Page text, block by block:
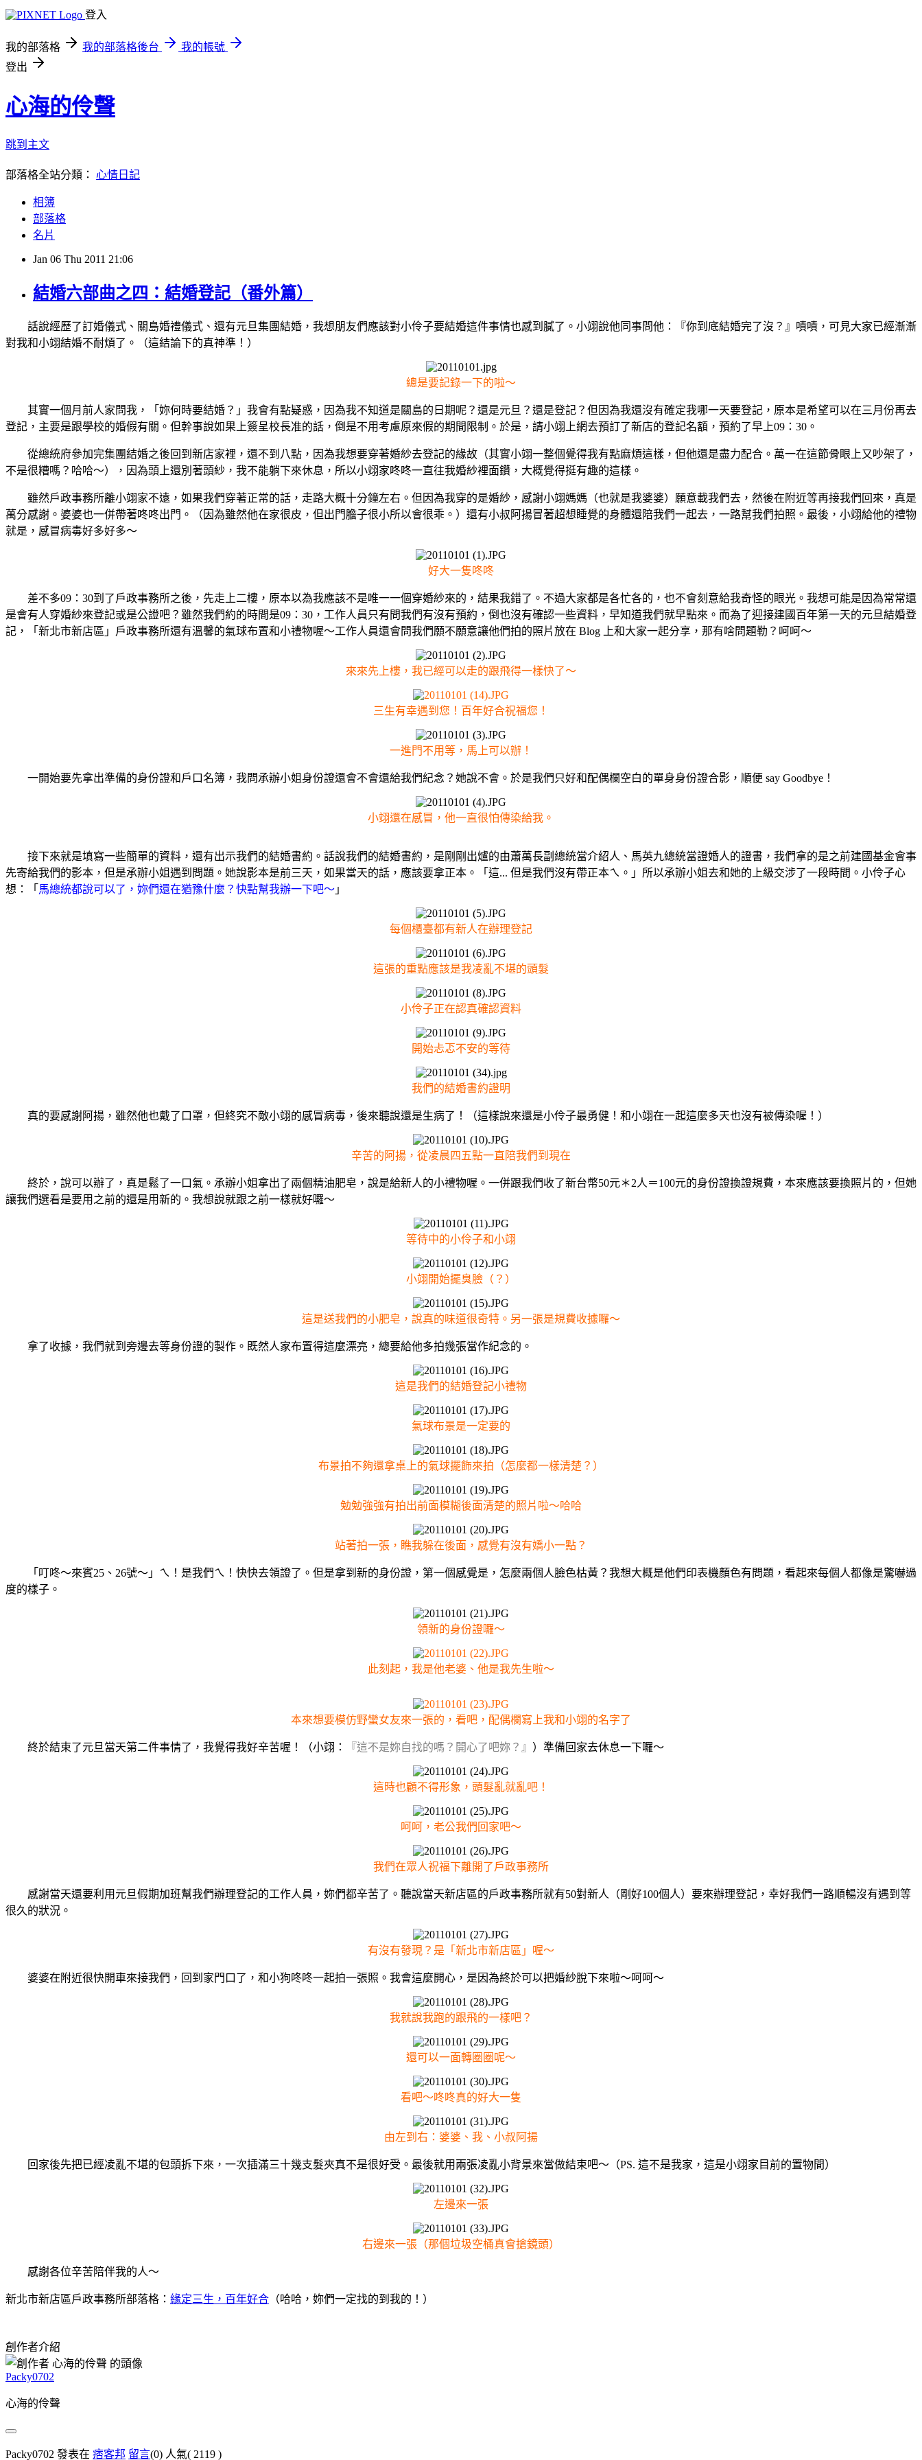
登入
我的部落格 我的部落格後台
我的帳號
登出
心海的伶聲
跳到主文
部落格全站分類： 心情日記
相簿
部落格
名片
Jan 06 Thu 2011 21:06
結婚六部曲之四：結婚登記（番外篇）
話說經歷了訂婚儀式、關島婚禮儀式、還有元旦集團結婚，我想朋友們應該對小伶子要結婚這件事情也感到膩了。小翊說他同事問他：『你到底結婚完了沒？』嘖嘖，可見大家已經漸漸
對我和小翊結婚不耐煩了。（這結論下的真神準！）
總是要記錄一下的啦～
其實一個月前人家問我，「妳何時要結婚？」我會有點疑惑，因為我不知道是關島的日期呢？還是元旦？還是登記？但因為我還沒有確定我哪一天要登記，原本是希望可以在三月份再去
登記，主要是跟學校的婚假有關。但幹事說如果上簽呈校長准的話，倒是不用考慮原來假的期間限制。於是，請小翊上網去預訂了新店的登記名額，預約了早上09：30。
從總統府參加完集團結婚之後回到新店家裡，還不到八點，因為我想要穿著婚紗去登記的緣故（其實小翊一整個覺得我有點麻煩這樣，但他還是盡力配合。萬一在這節骨眼上又吵架了，
不是很糟嗎？哈哈～），因為頭上還別著頭紗，我不能躺下來休息，所以小翊家咚咚一直往我婚紗裡面鑽，大概覺得挺有趣的這樣。
雖然戶政事務所離小翊家不遠，如果我們穿著正常的話，走路大概十分鐘左右。但因為我穿的是婚紗，感謝小翊媽媽（也就是我婆婆）願意載我們去，然後在附近等再接我們回來，真是
萬分感謝。婆婆也一併帶著咚咚出門。（因為雖然他在家很皮，但出門膽子很小所以會很乖。）還有小叔阿揚冒著超想睡覺的身體還陪我們一起去，一路幫我們拍照。最後，小翊給他的禮物
就是，感冒病毒好多好多～
好大一隻咚咚
差不多09：30到了戶政事務所之後，先走上二樓，原本以為我應該不是唯一一個穿婚紗來的，結果我錯了。不過大家都是各忙各的，也不會刻意給我奇怪的眼光。我想可能是因為常常還
是會有人穿婚紗來登記或是公證吧？雖然我們約的時間是09：30，工作人員只有問我們有沒有預約，倒也沒有確認一些資料，早知道我們就早點來。而為了迎接建國百年第一天的元旦結婚登
記，「新北市新店區」戶政事務所還有溫馨的氣球布置和小禮物喔～工作人員還會問我們願不願意讓他們拍的照片放在 Blog 上和大家一起分享，那有啥問題勒？呵呵～
來來先上樓，我已經可以走的跟飛得一樣快了～
三生有幸遇到您！百年好合祝福您！
一進門不用等，馬上可以辦！
一開始要先拿出準備的身份證和戶口名簿，我問承辦小姐身份證還會不會還給我們紀念？她說不會。於是我們只好和配偶欄空白的單身身份證合影，順便 say Goodbye！
小翊還在感冒，他一直很怕傳染給我。
接下來就是填寫一些簡單的資料，還有出示我們的結婚書約。話說我們的結婚書約，是剛剛出爐的由蕭萬長副總統當介紹人、馬英九總統當證婚人的證書，我們拿的是之前建國基金會事
先寄給我們的影本，但是承辦小姐遇到問題。她說影本是前三天，如果當天的話，應該要拿正本。「這... 但是我們沒有帶正本ㄟ。」所以承辦小姐去和她的上級交涉了一段時間。小伶子心
想：「 馬總統都說可以了，妳們還在猶豫什麼？快點幫我辦一下吧～ 」
每個櫃臺都有新人在辦理登記
這張的重點應該是我凌亂不堪的頭髮
小伶子正在認真確認資料
開始忐忑不安的等待
我們的結婚書約證明
真的要感謝阿揚，雖然他也戴了口罩，但終究不敵小翊的感冒病毒，後來聽說還是生病了！（這樣說來還是小伶子最勇健！和小翊在一起這麼多天也沒有被傳染喔！）
辛苦的阿揚，從凌晨四五點一直陪我們到現在
終於，說可以辦了，真是鬆了一口氣。承辦小姐拿出了兩個精油肥皂，說是給新人的小禮物喔。一併跟我們收了新台幣50元＊2人＝100元的身份證換證規費，本來應該要換照片的，但她
讓我們選看是要用之前的還是用新的。我想說就跟之前一樣就好囉～
等待中的小伶子和小翊
小翊開始擺臭臉（？）
這是送我們的小肥皂，說真的味道很奇特。另一張是規費收據囉～
拿了收據，我們就到旁邊去等身份證的製作。既然人家布置得這麼漂亮，總要給他多拍幾張當作紀念的。
這是我們的結婚登記小禮物
氣球布景是一定要的
布景拍不夠還拿桌上的氣球擺飾來拍（怎麼都一樣清楚？）
勉勉強強有拍出前面模糊後面清楚的照片啦～哈哈
站著拍一張，瞧我躲在後面，感覺有沒有嬌小一點？
「叮咚～來賓25、26號～」ㄟ！是我們ㄟ！快快去領證了。但是拿到新的身份證，第一個感覺是，怎麼兩個人臉色枯黃？我想大概是他們印表機顏色有問題，看起來每個人都像是驚嚇過
度的樣子。
領新的身份證囉～
此刻起，我是他老婆、他是我先生啦～
本來想要模仿野蠻女友來一張的，看吧，配偶欄寫上我和小翊的名字了
終於結束了元旦當天第二件事情了，我覺得我好辛苦喔！（小翊： 『這不是妳自找的嗎？開心了吧妳？』 ）準備回家去休息一下囉～
這時也顧不得形象，頭髮亂就亂吧！
呵呵，老公我們回家吧～
我們在眾人祝福下離開了戶政事務所
感謝當天還要利用元旦假期加班幫我們辦理登記的工作人員，妳們都辛苦了。聽說當天新店區的戶政事務所就有50對新人（剛好100個人）要來辦理登記，幸好我們一路順暢沒有遇到等
很久的狀況。
有沒有發現？是「新北市新店區」喔～
婆婆在附近很快開車來接我們，回到家門口了，和小狗咚咚一起拍一張照。我會這麼開心，是因為終於可以把婚紗脫下來啦～呵呵～
我就說我跑的跟飛的一樣吧？
還可以一面轉圈圈呢～
看吧～咚咚真的好大一隻
由左到右：婆婆、我、小叔阿揚
回家後先把已經凌亂不堪的包頭拆下來，一次插滿三十幾支髮夾真不是很好受。最後就用兩張凌亂小背景來當做結束吧～（PS. 這不是我家，這是小翊家目前的置物間）
左邊來一張
右邊來一張（那個垃圾空桶真會搶鏡頭）
感謝各位辛苦陪伴我的人～
新北市新店區戶政事務所部落格： 緣定三生，百年好合 （哈哈，妳們一定找的到我的！）
創作者介紹
Packy0702
心海的伶聲
Packy0702 發表在 痞客邦 留言(0) 人氣( 2119 )